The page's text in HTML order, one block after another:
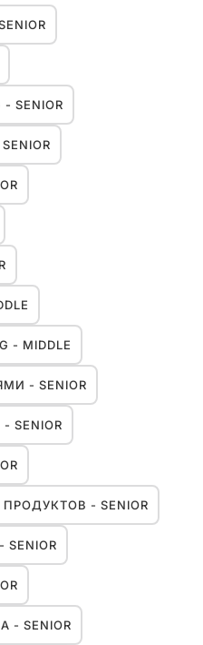
- SENIOR
- MIDDLE
- SENIOR
- SENIOR
SENIOR